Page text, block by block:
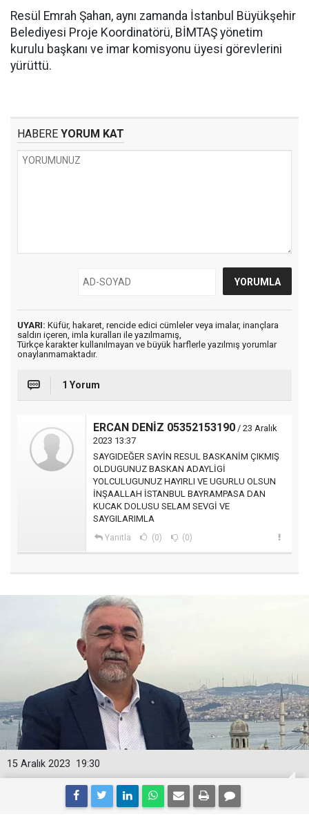
Resül Emrah Şahan, aynı zamanda İstanbul Büyükşehir
Belediyesi Proje Koordinatörü, BİMTAŞ yönetim
kurulu başkanı ve imar komisyonu üyesi görevlerini
yürüttü.
HABERE YORUM KAT
UYARI: Küfür, hakaret, rencide edici cümleler veya imalar, inançlara
saldırı içeren, imla kuralları ile yazılmamış,
Türkçe karakter kullanılmayan ve büyük harflerle yazılmış yorumlar
onaylanmamaktadır.
1 Yorum
ERCAN DENİZ 05352153190 / 23 Aralık
2023 13:37
SAYGIDEĞER SAYİN RESUL BASKANİM ÇIKMIŞ
OLDUGUNUZ BASKAN ADAYLİGİ
YOLCULUGUNUZ HAYIRLI VE UGURLU OLSUN
İNŞAALLAH İSTANBUL BAYRAMPASA DAN
KUCAK DOLUSU SELAM SEVGİ VE
SAYGILARIMLA
Yanıtla (0) (0)
19:30
15 Aralık 2023